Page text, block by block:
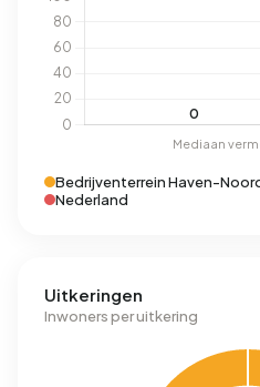
Bedrijventerrein Haven-
Nederland
Uitkeringen
Inwoners per uitkering